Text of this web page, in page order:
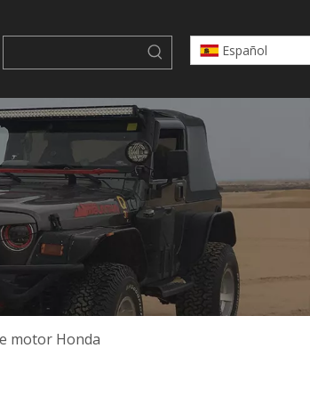
Español
motor Honda